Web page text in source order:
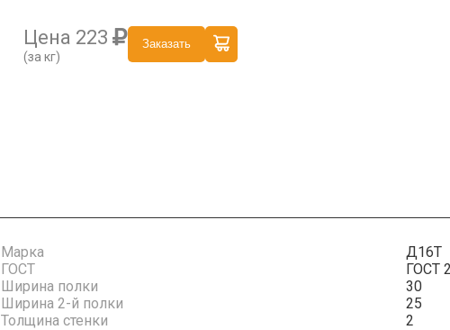
Цена 223
(за кг)
Заказать
Марка
Д16Т
ГОСТ
ГОСТ
Ширина полки
30
Ширина 2-й полки
25
Толщина стенки
2